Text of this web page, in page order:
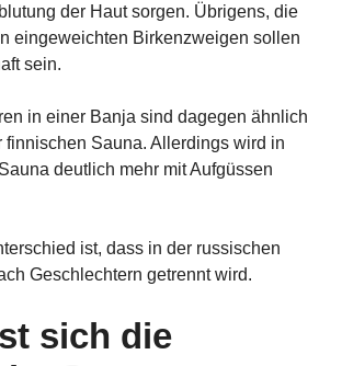
der Haut sorgen. Übrigens, die
eingeweichten Birkenzweigen sollen
sein.
in einer Banja sind dagegen ähnlich
finnischen Sauna. Allerdings wird in
deutlich mehr mit Aufgüssen
ist, dass in der russischen
Geschlechtern getrennt wird.
sich die